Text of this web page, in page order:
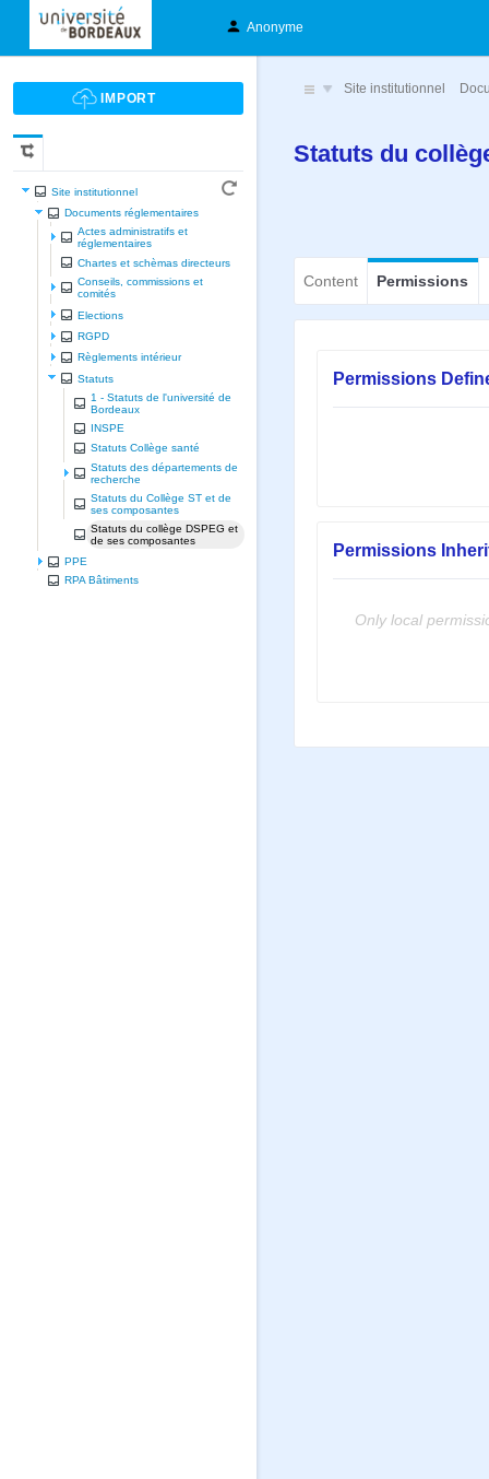
Anonyme
Site institutionnel
Documents réglementaires
Actes administratifs et
réglementaires
Chartes et schèmas directeurs
Conseils, commissions et
comités
Elections
RGPD
Règlements intérieur
Statuts
1 - Statuts de l'université de
Bordeaux
INSPE
Statuts Collège santé
Statuts des départements de
recherche
Statuts du Collège ST et de
ses composantes
Statuts du collège DSPEG et
de ses composantes
PPE
RPA Bâtiments
Site institutionnel
Statuts du
Content Permissions
Permissions
Permissions
Only local